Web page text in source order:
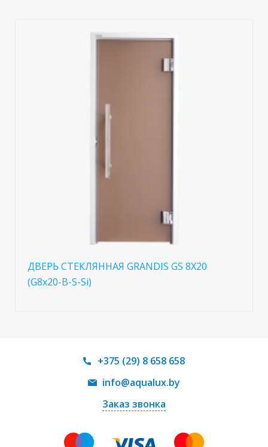
ДВЕРЬ СТЕКЛЯННАЯ GRANDIS GS 8X20
(G8x20-B-S-Si)
+375 (29) 8 658 658
info@aqualux.by
Заказ звонка